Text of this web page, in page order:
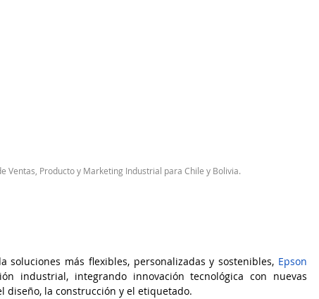
Ventas, Producto y Marketing Industrial para Chile y Bolivia.
más flexibles, personalizadas y sostenibles,
industrial, integrando innovación tecnológica con nuevas
diseño, la construcción y el etiquetado.